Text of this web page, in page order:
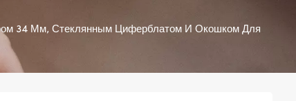
34 Мм, Стеклянным Циферблатом И Окошком Для